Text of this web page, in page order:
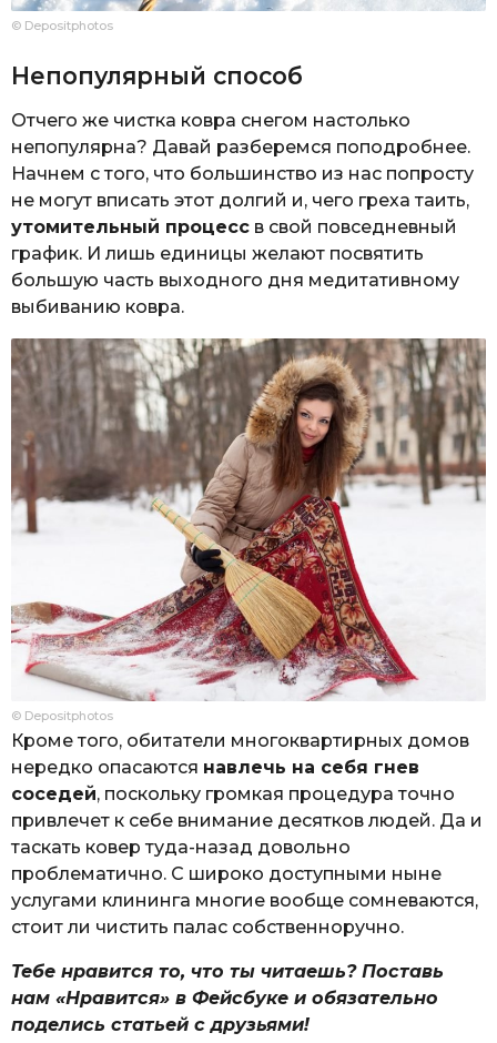
© Depositphotos
Непопулярный способ
Отчего же чистка ковра снегом настолько
непопулярна? Давай разберемся поподробнее.
Начнем с того, что большинство из нас попросту
не могут вписать этот долгий и, чего греха таить,
утомительный процесс в свой повседневный
график. И лишь единицы желают посвятить
большую часть выходного дня медитативному
выбиванию ковра.
© Depositphotos
Кроме того, обитатели многоквартирных домов
нередко опасаются навлечь на себя гнев
соседей, поскольку громкая процедура точно
привлечет к себе внимание десятков людей. Да и
таскать ковер туда-назад довольно
проблематично. С широко доступными ныне
услугами клининга многие вообще сомневаются,
стоит ли чистить палас собственноручно.
Тебе нравится то, что ты читаешь? Поставь
нам «Нравится» в Фейсбуке и обязательно
поделись статьей с друзьями!